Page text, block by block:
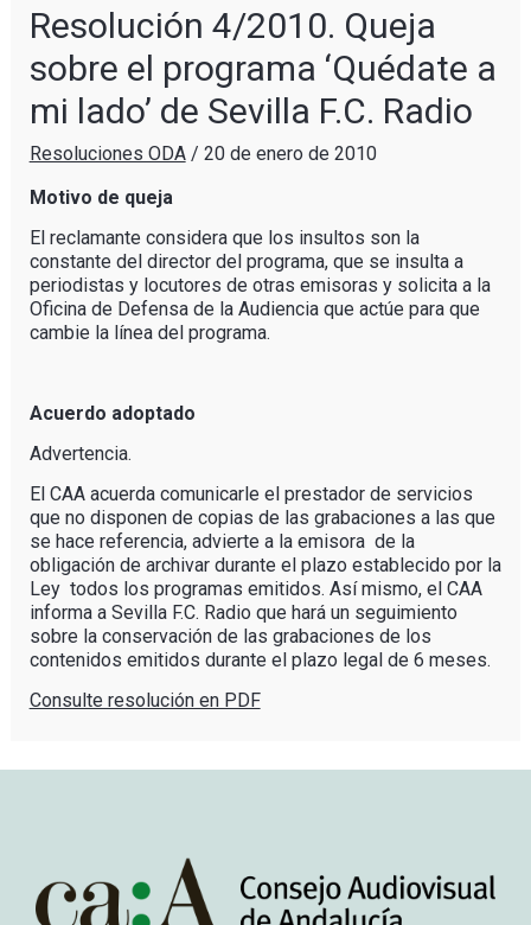
Resolución 4/2010. Queja
sobre el programa ‘Quédate a
mi lado’ de Sevilla F.C. Radio
Resoluciones ODA/ 20 de enero de 2010
Motivo de queja
El reclamante considera que los insultos son la
constante del director del programa, que se insulta a
periodistas y locutores de otras emisoras y solicita a la
Oficina de Defensa de la Audiencia que actúe para que
cambie la línea del programa.
Acuerdo adoptado
Advertencia.
El CAA acuerda comunicarle el prestador de servicios
que no disponen de copias de las grabaciones a las que
se hace referencia, advierte a la emisora de la
obligación de archivar durante el plazo establecido por la
Ley todos los programas emitidos. Así mismo, el CAA
informa a Sevilla F.C. Radio que hará un seguimiento
sobre la conservación de las grabaciones de los
contenidos emitidos durante el plazo legal de 6 meses.
Consulte resolución en PDF